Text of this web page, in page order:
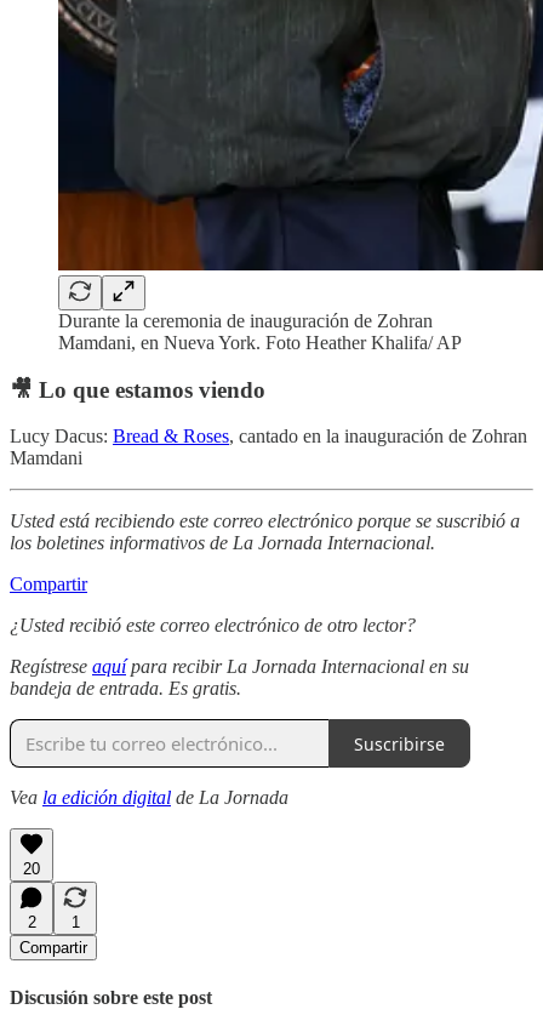
Durante la ceremonia de inauguración de Zohran
Mamdani, en Nueva York. Foto Heather Khalifa/ AP
🎥 Lo que estamos viendo
Lucy Dacus: Bread & Roses, cantado en la inauguración de Zohran
Mamdani
Usted está recibiendo este correo electrónico porque se suscribió a
los boletines informativos de La Jornada Internacional.
Compartir
¿Usted recibió este correo electrónico de otro lector?
Regístrese aquípara recibir La Jornada Internacional en su
bandeja de entrada. Es gratis.
Suscribirse
Vea la edición digital de La Jornada
20
2
1
Compartir
Discusión sobre este post